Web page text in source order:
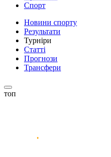
Спорт
Новини спорту
Результати
Турніри
Статті
Прогнози
Трансфери
топ